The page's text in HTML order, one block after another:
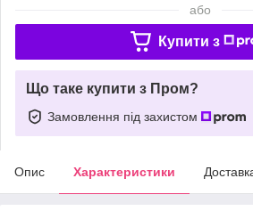
або
Купити з
Що таке купити з Пром?
Замовлення під захистом
Опис Характеристики